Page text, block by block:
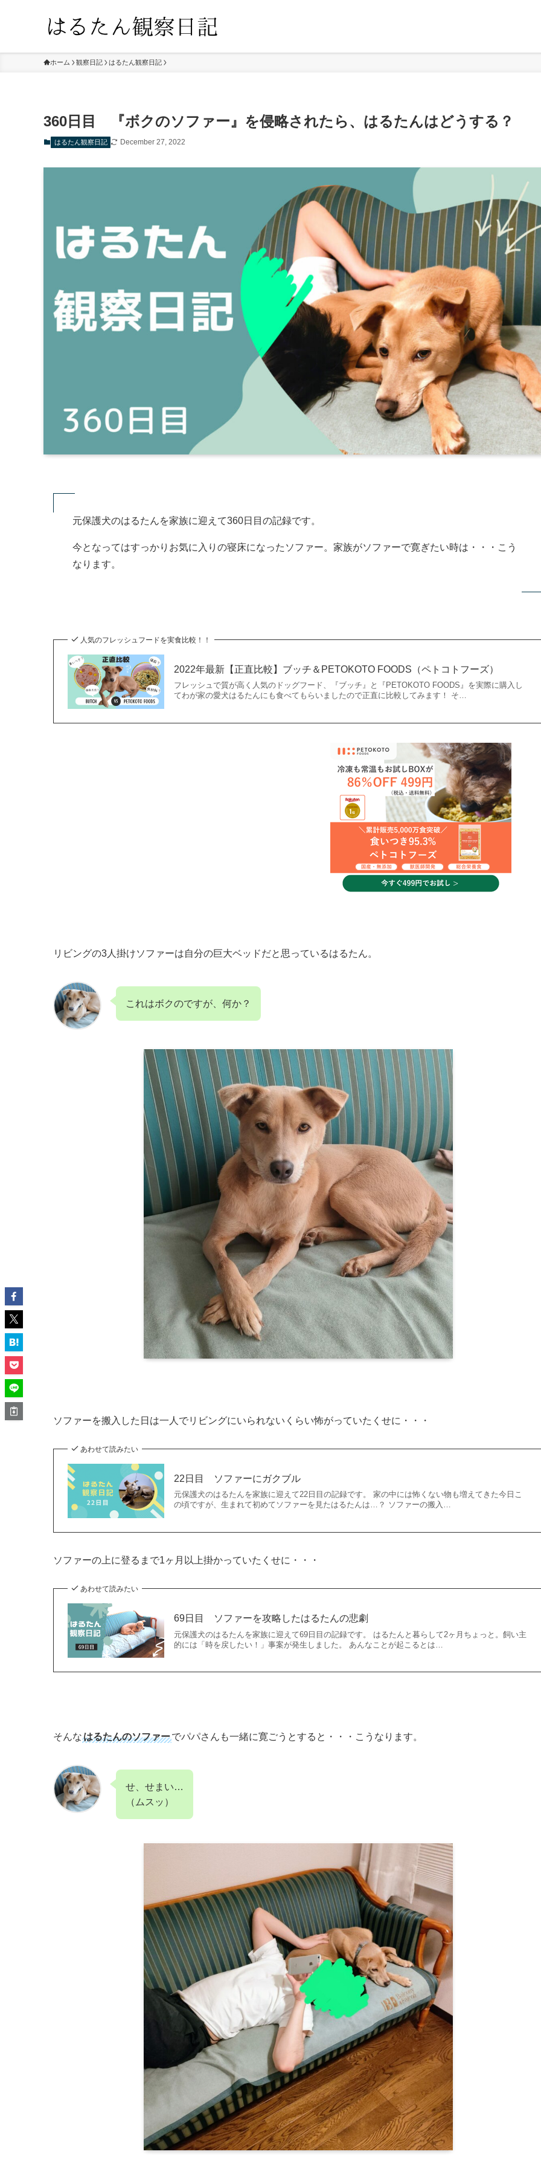
ホーム 観察日記 はるたん観察日記
360日目 『ボクのソファー』を侵略されたら、はるたんはどうする？
はるたん観察日記 December 27, 2022
元保護犬のはるたんを家族に迎えて360日目の記録です。
今となってはすっかりお気に入りの寝床になったソファー。家族がソファーで寛ぎたい時は・・・こう
なります。
人気のフレッシュフードを実食比較！！
2022年最新【正直比較】ブッチ＆PETOKOTO FOODS（ペトコトフーズ）
フレッシュで質が高く人気のドッグフード、『ブッチ』と『PETOKOTO FOODS』を実際に購入し
てわが家の愛犬はるたんにも食べてもらいましたので正直に比較してみます！ そ…
リビングの3人掛けソファーは自分の巨大ベッドだと思っているはるたん。
これはボクのですが、何か？
ソファーを搬入した日は一人でリビングにいられないくらい怖がっていたくせに・・・
あわせて読みたい
22日目 ソファーにガクブル
元保護犬のはるたんを家族に迎えて22日目の記録です。 家の中には怖くない物も増えてきた今日こ
の頃ですが、生まれて初めてソファーを見たはるたんは…？ ソファーの搬入…
ソファーの上に登るまで1ヶ月以上掛かっていたくせに・・・
あわせて読みたい
69日目 ソファーを攻略したはるたんの悲劇
元保護犬のはるたんを家族に迎えて69日目の記録です。 はるたんと暮らして2ヶ月ちょっと。飼い主
的には「時を戻したい！」事案が発生しました。 あんなことが起こるとは…
そんなはるたんのソファーでパパさんも一緒に寛ごうとすると・・・こうなります。
せ、せまい…
（ムスッ）